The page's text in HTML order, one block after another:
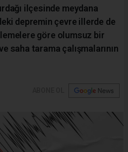
ilçesinde meydana
depremin çevre illerde de
göre olumsuz bir
saha tarama çalışmalarının